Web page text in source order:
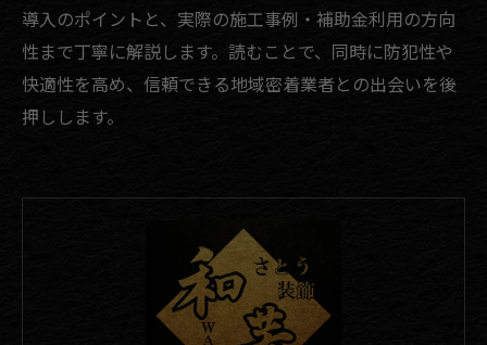
導入のポイントと、実際の施工事例・補助金利用の方向
性まで丁寧に解説します。読むことで、同時に防犯性や
快適性を高め、信頼できる地域密着業者との出会いを後
押しします。